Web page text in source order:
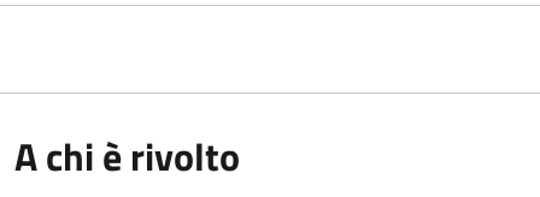
A chi è rivolto